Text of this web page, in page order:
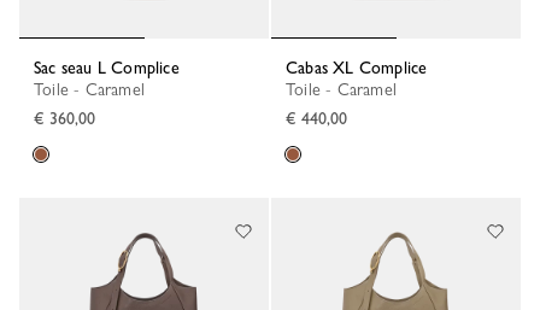
Sac seau L Complice
Toile - Caramel
€ 360,00
Cabas XL Complice
Toile - Caramel
€ 440,00